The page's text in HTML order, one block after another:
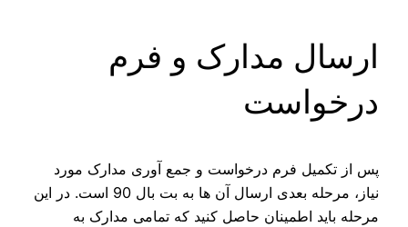
ارسال مدارک و فرم
درخواست
پس از تکمیل فرم درخواست و جمع‌ آوری مدارک مورد
نیاز، مرحله بعدی ارسال آن ها به بت بال 90 است. در این
مرحله باید اطمینان حاصل کنید که تمامی مدارک به